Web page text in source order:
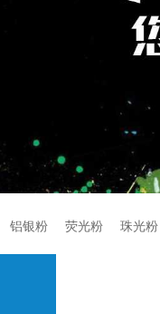
铝银粉 荧光粉 珠光粉